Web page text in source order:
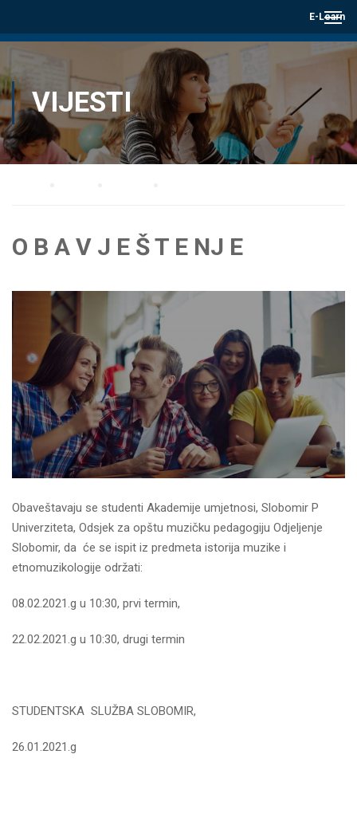
E-Learn
VIJESTI
O B A V J E Š T E NJ E
Obaveštavaju se studenti Akademije umjetnosi, Slobomir P
Univerziteta, Odsjek za opštu muzičku pedagogiju Odjeljenje
Slobomir, da će se ispit iz predmeta istorija muzike i
etnomuzikologije održati:
08.02.2021.g u 10:30, prvi termin,
22.02.2021.g u 10:30, drugi termin
STUDENTSKA SLUŽBA SLOBOMIR,
26.01.2021.g